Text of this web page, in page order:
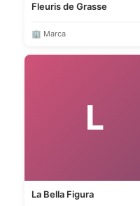
Fleuris de Grasse
🏢 Marca
L
La Bella Figura